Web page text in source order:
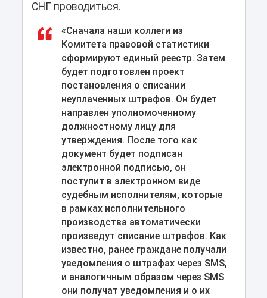
СНГ проводиться.
«Сначала наши коллеги из
Комитета правовой статистики
сформируют единый реестр. Затем
будет подготовлен проект
постановления о списании
неуплаченных штрафов. Он будет
направлен уполномоченному
должностному лицу для
утверждения. После того как
документ будет подписан
электронной подписью, он
поступит в электронном виде
судебным исполнителям, которые
в рамках исполнительного
производства автоматически
произведут списание штрафов. Как
известно, ранее граждане получали
уведомления о штрафах через SMS,
и аналогичным образом через SMS
они получат уведомления и о их